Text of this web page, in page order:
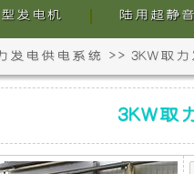
陆用超静
我
的
发电机
发电供电系统 >> 3KW取
3KW取